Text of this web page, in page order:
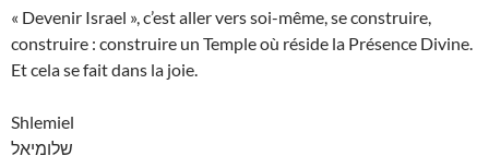
« Devenir Israel », c’est aller vers soi-même, se construire,
construire : construire un Temple où réside la Présence Divine.
Et cela se fait dans la joie.
Shlemiel
שלומיאל